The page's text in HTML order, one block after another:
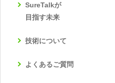
SureTalkが
目指す未来
技術について
よくあるご質問